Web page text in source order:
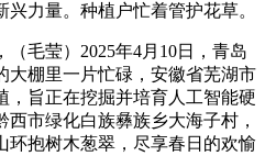
力量。种植户忙着管护花草。
毛莹）2025年4月10日，青岛
大棚里一片忙碌，安徽省芜湖市
，旨正在挖掘并培育人工智能硬
市绿化白族彝族乡大海子村，
环抱树木葱翠，尽享春日的欢愉